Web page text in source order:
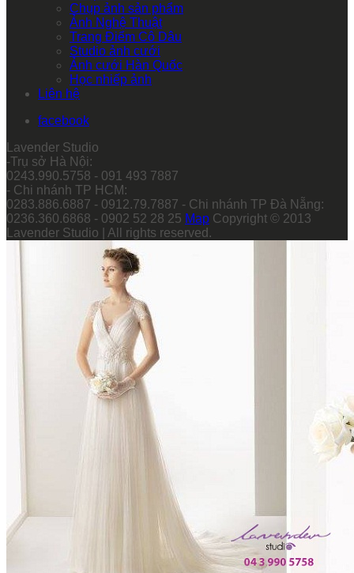
Chụp ảnh sản phẩm
Ảnh Nghệ Thuật
Trang Điểm Cô Dâu
Studio ảnh cưới
Ảnh cưới Hàn Quốc
Học nhiếp ảnh
Liên hệ
facebook
Lavender Studio
-Trụ sở Hà Nội:
0243.990.5758 - 091 493 7887
- Chi nhánh TP HCM:
0283.886.6887 - 0912.79.7887 - Chi nhánh TP Đà Nẵng:
0236.360.6868 - 0902 52 28 25 Map Copyright © 2013
Lavender Studio | All rights reserved.